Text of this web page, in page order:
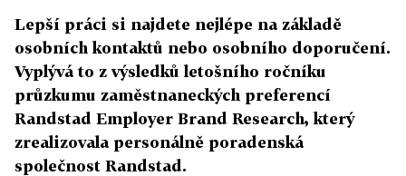
Lepší práci si najdete nejlépe na základě
osobních kontaktů nebo osobního doporučení.
Vyplývá to z výsledků letošního ročníku
průzkumu zaměstnaneckých preferencí
Randstad Employer Brand Research, který
zrealizovala personálně poradenská
společnost Randstad.